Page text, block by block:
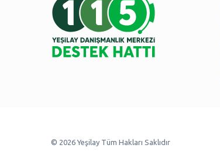
© 2026 Yeşilay Tüm Hakları Saklıdır